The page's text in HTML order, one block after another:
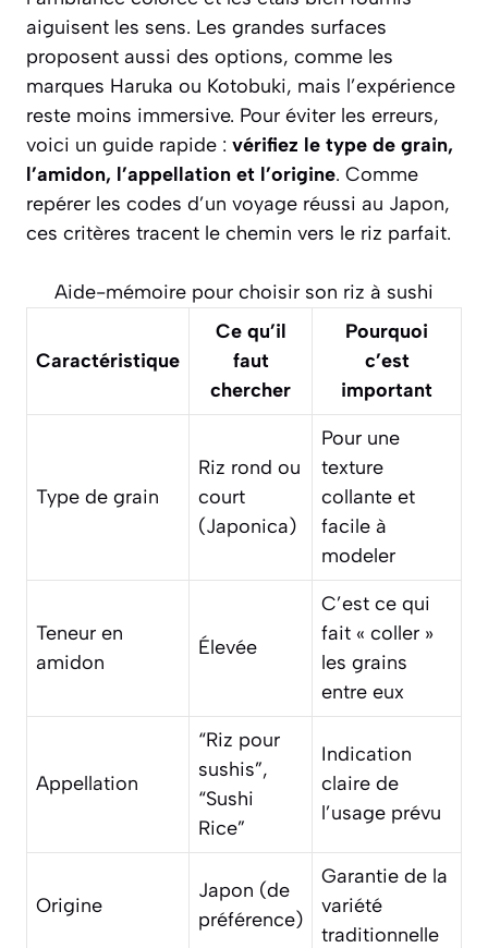
aiguisent les sens. Les grandes surfaces
proposent aussi des options, comme les
marques Haruka ou Kotobuki, mais l’expérience
reste moins immersive. Pour éviter les erreurs,
voici un guide rapide : vérifiez le type de grain,
l’amidon, l’appellation et l’origine. Comme
repérer les codes d’un voyage réussi au Japon,
ces critères tracent le chemin vers le riz parfait.
Aide-mémoire pour choisir son riz à sushi
Caractéristique
Ce qu’il
faut
chercher
Pourquoi
c’est
important
Type de grain
Riz rond ou
court
(Japonica)
Pour une
texture
collante et
facile à
modeler
Teneur en
amidon
Élevée
C’est ce qui
fait « coller »
les grains
entre eux
Appellation
“Riz pour
sushis”,
“Sushi
Rice”
Indication
claire de
l’usage prévu
Origine
Japon (de
préférence)
Garantie de la
variété
traditionnelle